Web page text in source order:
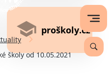
proškoly.cz
školy od 10.05.2021